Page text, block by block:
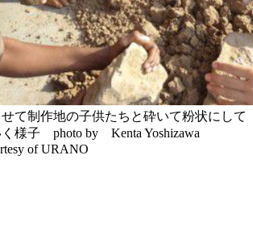
て制作地の子供たちと砕いて粉状にして
様子 photo by Kenta Yoshizawa
of URANO